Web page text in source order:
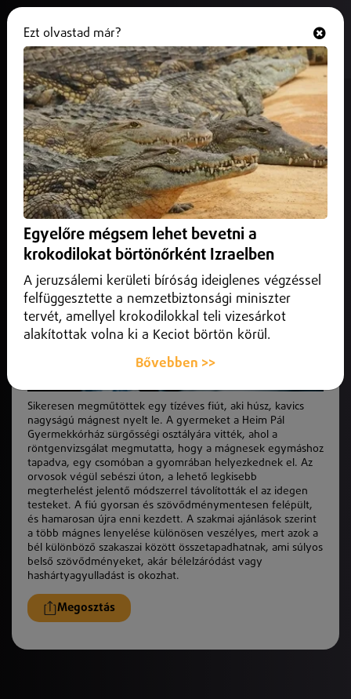
Húsz mágnest nyelt le egy tízéves
fiú, sikeresen megműtötték
2026. március 23.Magyarország
A fiú gyorsan és szövődménymentesen felépült.
Sikeresen megműtöttek egy tízéves fiút, aki húsz, kavics
nagyságú mágnest nyelt le. A gyermeket a Heim Pál
Gyermekkórház sürgősségi osztályára vitté k, ahol a
röntgenvizsgálat megmutatta, hogy a mágnesek egymáshoz
tapadva, egy csomóban a gyomrában helyezkednek el. Az
orvosok végül sebészi úton, a lehető legkisebb
megterhelést jelentő módszerrel távolították el az idegen
testeket. A fiú gyorsan és szövődménymentesen felépült,
és hamarosan újra enni kezdett. A szakmai ajánlások szerint
a több mágnes lenyelése különösen veszélyes, mert azok a
bél
különböző szakaszai között összetapadhatnak, ami súlyos
belső szövődményeket, akár bélelzáródást vagy
hashártyagyulladást is okozhat.
Megosztás
Ezt olvastad már?
Egyelőre mégsem lehet bevetni a
krokodilokat börtönőrként Izraelben
A jeruzsálemi kerületi bíróság ideiglenes végzéssel
felfüggesztette a nemzetbiztonsági miniszter
tervét, amellyel krokodilokkal teli vizesárkot
alakítottak volna ki a Keciot börtön körül.
Bővebben >>